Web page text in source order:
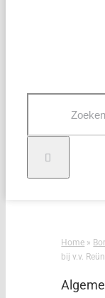
Home »
bij v.v.